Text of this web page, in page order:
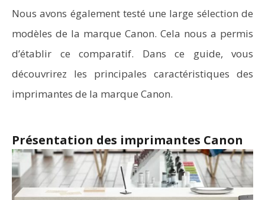
Nous avons également testé une large sélection de
modèles de la marque Canon. Cela nous a permis
d’établir ce comparatif. Dans ce guide, vous
découvrirez les principales caractéristiques des
imprimantes de la marque Canon.
Présentation des imprimantes Canon